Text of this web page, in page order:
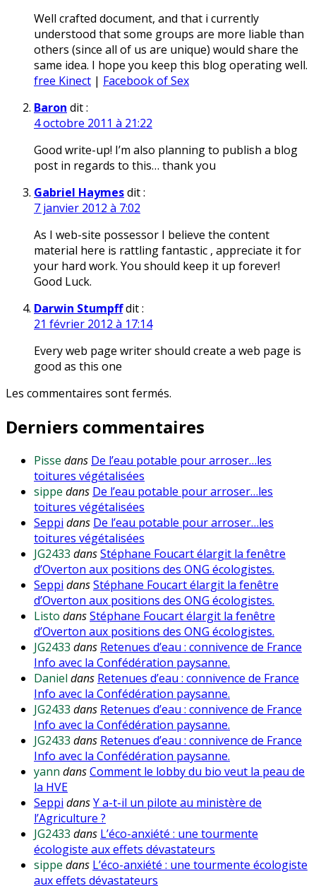
Well crafted document, and that i currently
understood that some groups are more liable than
others (since all of us are unique) would share the
same idea. I hope you keep this blog operating well.
free Kinect | Facebook of Sex
Baron dit :
4 octobre 2011 à 21:22
Good write-up! I’m also planning to publish a blog
post in regards to this… thank you
Gabriel Haymesdit :
7 janvier 2012 à 7:02
As I web-site possessor I believe the content
material here is rattling fantastic , appreciate it for
your hard work. You should keep it up forever!
Good Luck.
Darwin Stumpffdit :
21 février 2012 à 17:14
Every web page writer should create a web page is
good as this one
Les commentaires sont fermés.
Derniers commentaires
Pisse dans De l’eau potable pour arroser…les
toitures végétalisées
sippe dans De l’eau potable pour arroser…les
toitures végétalisées
Seppi dans De l’eau potable pour arroser…les
toitures végétalisées
JG2433 dansStéphane Foucart élargit la fenêtre
d’Overton aux positions des ONG écologistes.
Seppi dansStéphane Foucart élargit la fenêtre
d’Overton aux positions des ONG écologistes.
Listo dansStéphane Foucart élargit la fenêtre
d’Overton aux positions des ONG écologistes.
JG2433 dans Retenues d’eau : connivence de France
Info avec la Confédération paysanne.
Daniel dans Retenues d’eau : connivence de France
Info avec la Confédération paysanne.
JG2433 dans Retenues d’eau : connivence de France
Info avec la Confédération paysanne.
JG2433 dans Retenues d’eau : connivence de France
Info avec la Confédération paysanne.
yann dansComment le lobby du bio veut la peau de
la HVE
Seppi dansY a-t-il un pilote au ministère de
l’Agriculture ?
JG2433 dans L’éco-anxiété : une tourmente
écologiste aux effets dévastateurs
sippe dans L’éco-anxiété : une tourmente écologiste
aux effets dévastateurs